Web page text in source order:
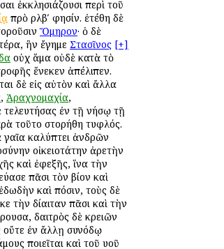
ἐκκλησιάζουσι περὶ τοῦ
πρὸ ρλβʹ φησίν. ἐτέθη δὲ
Ὅμηρον· ὁ δὲ
ἣν ἔγημε Στασῖνος [+]
οὐχ ἅμα οὐδὲ κατὰ τὸ
ἕνεκεν ἀπέλιπεν.
δὲ εἰς αὐτὸν καὶ ἄλλα
, Ἀραχνομαχία,
τελευτήσας ἐν τῇ νήσῳ τῇ
τοῦτο ἱστορήθη τυφλός.
καλύπτει ἀνδρῶν
οἰκειοτάτην ἀρετὴν
καὶ ἐφεξῆς, ἵνα τὴν
πᾶσι τὸν βίον καὶ
καὶ πόσιν, τοὺς δὲ
τὴν δίαιταν πᾶσι καὶ τὴν
δαιτρὸς δὲ κρειῶν
οὔτε ἐν ἄλλῃ συνόδῳ
ποιεῖται καὶ τοῦ υἱοῦ